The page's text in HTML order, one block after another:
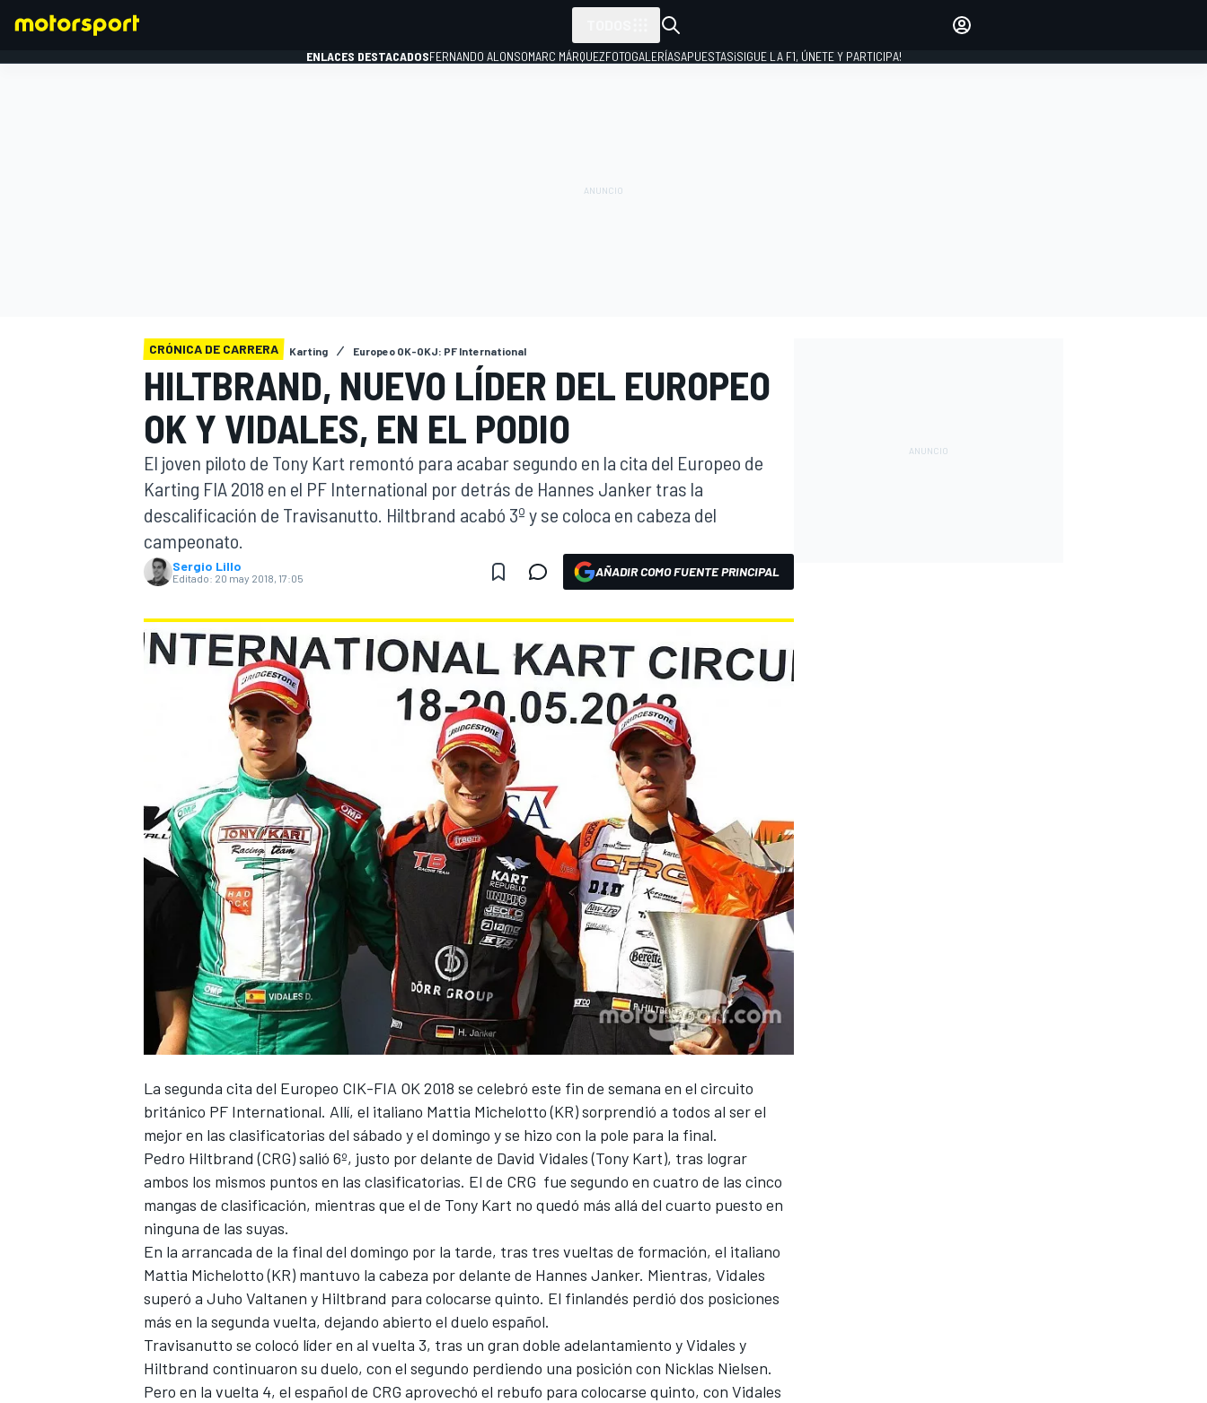
WRC
ENLACES DESTACADOSFERNANDO ALONSOMARC MÁRQUEZFOTOGALERÍASAPUESTAS¡SIGUE LA F1, ÚNETE Y PARTICIPA!
CRÓNICA DE CARRERA Karting Europeo OK-OKJ: PF International
HILTBRAND, NUEVO LÍDER DEL EUROPEO
OK Y VIDALES, EN EL PODIO
El joven piloto de Tony Kart remontó para acabar segundo en la cita del Europeo de
Karting FIA 2018 en el PF International por detrás de Hannes Janker tras la
descalificación de Travisanutto. Hiltbrand acabó 3º y se coloca en cabeza del
campeonato.
Sergio Lillo
Editado: 20 may 2018, 17:05 AÑADIR COMO FUENTE PRINCIPAL
La segunda cita del Europeo CIK-FIA OK 2018 se celebró este fin de semana en el circuito
británico PF International. Allí, el italiano Mattia Michelotto (KR) sorprendió a todos al ser el
mejor en las clasificatorias del sábado y el domingo y se hizo con la pole para la final.
Pedro Hiltbrand (CRG) salió 6º, justo por delante de David Vidales(Tony Kart), tras lograr
ambos los mismos puntos en las clasificatorias. El de CRG fue segundo en cuatro de las cinco
mangas de clasificación, mientras que el de Tony Kart no quedó más allá del cuarto puesto en
ninguna de las suyas.
En la arrancada de la final del domingo por la tarde, tras tres vueltas de formación, el italiano
Mattia Michelotto (KR) mantuvo la cabeza por delante de Hannes Janker. Mientras, Vidales
superó a Juho Valtanen y Hiltbrand para colocarse quinto. El finlandés perdió dos posiciones
más en la segunda vuelta, dejando abierto el duelo español.
Travisanutto se colocó líder en al vuelta 3, tras un gran doble adelantamiento y Vidales y
Hiltbrand continuaron su duelo, con el segundo perdiendo una posición con Nicklas Nielsen.
Pero en la vuelta 4, el español de CRG aprovechó el rebufo para colocarse quinto, con Vidales